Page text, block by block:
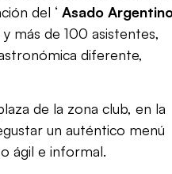
del ‘ Asado
más de 100 asistentes,
diferente,
de la zona club, en la
un auténtico menú
ágil e informal.